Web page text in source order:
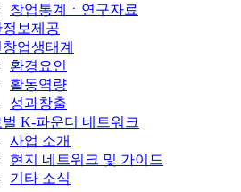
창업통계ㆍ연구자료
정보제공
업생태계
환경요인
활동역량
성과창출
벌 K-파운더 네트워크
사업 소개
현지 네트워크 및 가이드
기타 소식